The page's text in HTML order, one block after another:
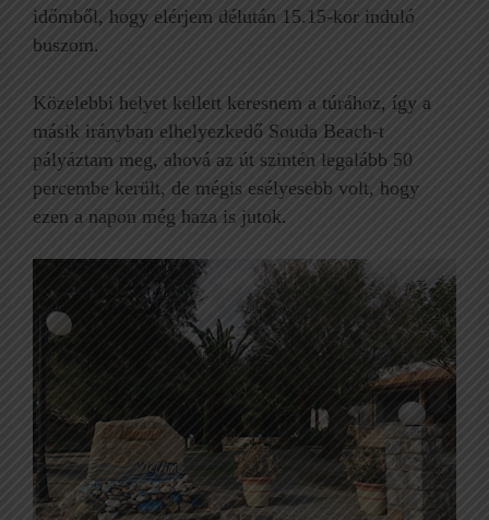
időmből, hogy elérjem délután 15.15-kor induló
buszom.
Közelebbi helyet kellett keresnem a túrához, így a
másik irányban elhelyezkedő Souda Beach-t
pályáztam meg, ahová az út szintén legalább 50
percembe került, de mégis esélyesebb volt, hogy
ezen a napon még haza is jutok.